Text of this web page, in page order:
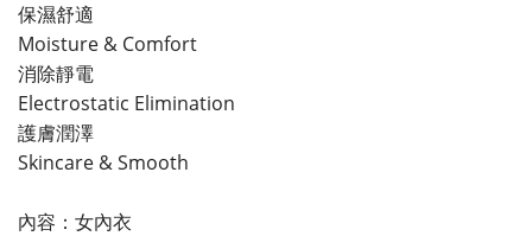
保濕舒適
Moisture & Comfort
消除靜電
Electrostatic Elimination
護膚潤澤
Skincare & Smooth
內容：女內衣